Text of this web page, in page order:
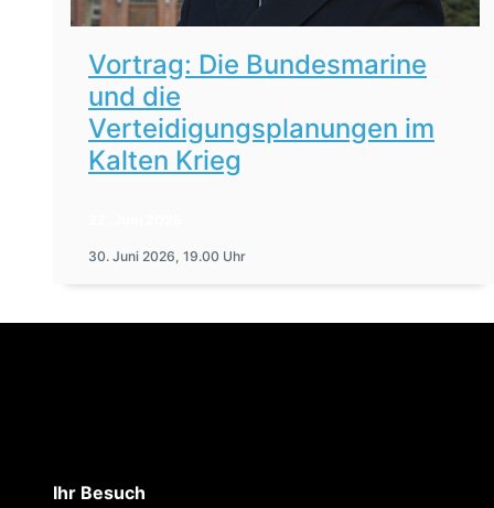
Vortrag: Die Bundesmarine
und die
Verteidigungsplanungen im
Kalten Krieg
30. Juni 2026, 19.00 Uhr
Ihr Besuch